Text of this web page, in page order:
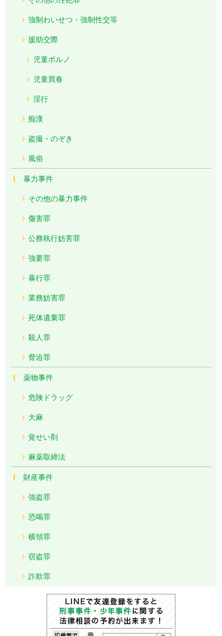
強制わいせつ・強制性交等
援助交際
児童ポルノ
児童買春
淫行
痴漢
盗撮・のぞき
風俗
暴力事件
その他の暴力事件
傷害罪
公務執行妨害罪
強要罪
暴行罪
業務妨害罪
死体遺棄罪
殺人罪
脅迫罪
薬物事件
危険ドラッグ
大麻
覚せい剤
麻薬取締法
財産事件
強盗罪
恐喝罪
横領罪
窃盗罪
詐欺罪